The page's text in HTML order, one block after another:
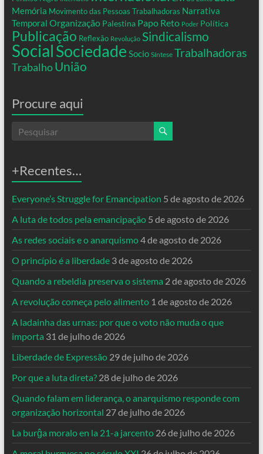
Memória Movimento das Pessoas Trabalhadoras Narrativa
Temporal Organização Palestina Papo Reto Poder Política
Publicação Reflexão Revolução Sindicalismo
SocialSociedade Socio Síntese Trabalhadoras
Trabalho União
Procure aqui
+Recentes…
Everyone’s Struggle for Emancipation 5 de agosto de 2026
A luta de todos pela emancipação 5 de agosto de 2026
As redes sociais e o anarquismo4 de agosto de 2026
O princípio é a liberdade 3 de agosto de 2026
Quando a rebeldia preserva o sistema 2 de agosto de 2026
A revolução começa pelo alimento 1 de agosto de 2026
A ladainha das urnas: por que o voto não muda o que
importa 31 de julho de 2026
Liberdade de Expressão 29 de julho de 2026
Por que a luta direta? 28 de julho de 2026
Quando falam em liderança, o anarquismo responde com
organização horizontal 27 de julho de 2026
La burĝa moralo en la 21-a jarcento 26 de julho de 2026